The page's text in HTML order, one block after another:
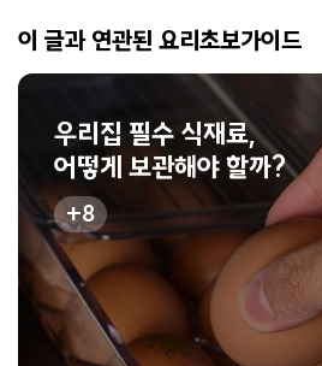
이 글과 연관된 요리초보가이드
우리집 필수 식재료,
어떻게 보관해야 할까?
8